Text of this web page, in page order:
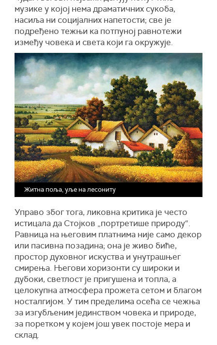
музике у којој нема драматичних сукоба,
насиља ни социјалних напетости; све је
подређено тежњи ка потпуној равнотежи
између човека и света који га окружује.
Житна поља, уље на лесониту
Управо због тога, ликовна критика је често
истицала да Стојков „портретише природу“.
Равница на његовим платнима није само декор
или пасивна позадина; она је живо биће,
простор духовног искуства и унутрашњег
смирења. Његови хоризонти су широки и
дубоки, светлост је пригушена и топла, а
целокупна атмосфера прожета сетом и благом
носталгијом. У тим пределима осећа се чежња
за изгубљеним јединством човека и природе,
за поретком у којем још увек постоје мера и
склад.